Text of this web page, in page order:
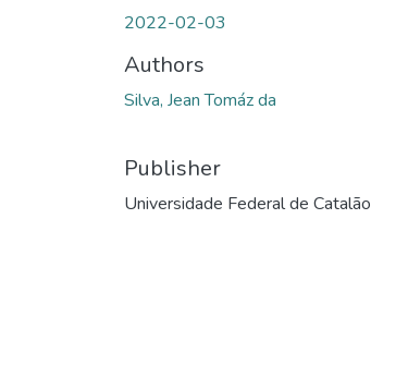
2022-02-03
Authors
Silva, Jean Tomáz da
Publisher
Universidade Federal de Catalão